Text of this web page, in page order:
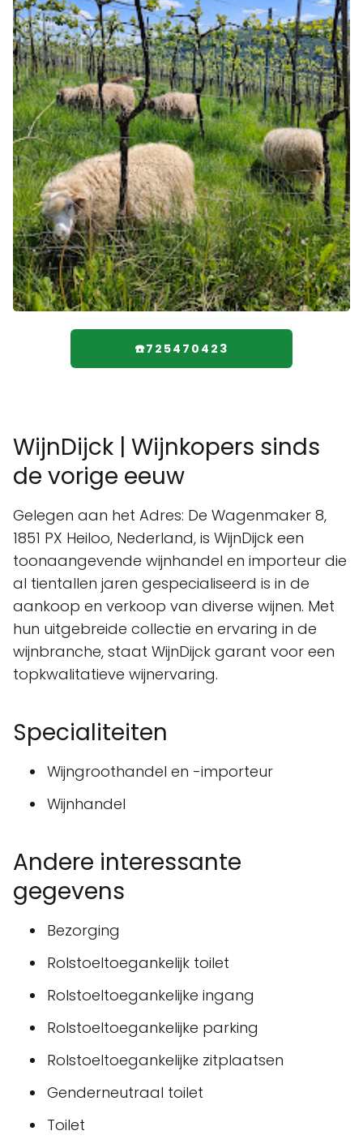
☎️725470423
WijnDijck | Wijnkopers sinds
de vorige eeuw
Gelegen aan het Adres: De Wagenmaker 8,
1851 PX Heiloo, Nederland, is WijnDijck een
toonaangevende wijnhandel en importeur die
al tientallen jaren gespecialiseerd is in de
aankoop en verkoop van diverse wijnen. Met
hun uitgebreide collectie en ervaring in de
wijnbranche, staat WijnDijck garant voor een
topkwalitatieve wijnervaring.
Specialiteiten
Wijngroothandel en -importeur
Wijnhandel
Andere interessante
gegevens
Bezorging
Rolstoeltoegankelijk toilet
Rolstoeltoegankelijke ingang
Rolstoeltoegankelijke parking
Rolstoeltoegankelijke zitplaatsen
Genderneutraal toilet
Toilet